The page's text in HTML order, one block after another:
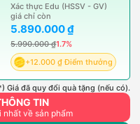
Xác thực Edu (HSSV - GV)
giá chỉ còn
5.890.000 ₫
5.990.000 ₫1.7%
+12.000 ₫ Điểm thưởng
Giá đã quy đổi quà tặng (nếu có).
TIN
về sản phẩm